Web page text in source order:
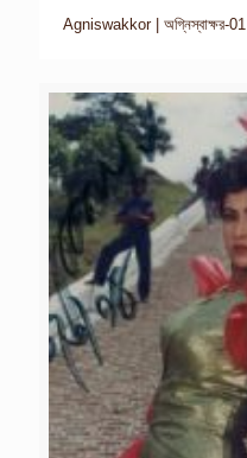
Agniswakkor | অগ্নিস্বাক্ষর-01